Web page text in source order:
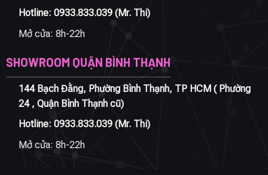
Hotline: 0933.833.039(Mr. Thi)
Mở cửa: 8h-22h
SHOWROOM QUẬN BÌNH THẠNH
144 Bạch Đằng, Phường Bình Thạnh, TP HCM ( Phường
24 , Quận Bình Thạnh cũ)
Hotline: 0933.833.039(Mr. Thi)
Mở cửa: 8h-22h